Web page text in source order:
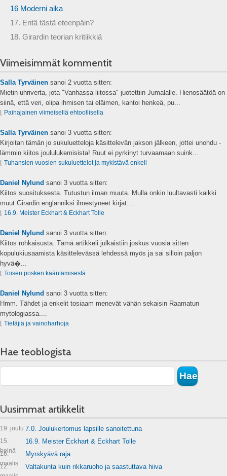
16 Moderni aika
17. Entä tästä eteenpäin?
18. Girardin teorian kritiikkiä
Viimeisimmät kommentit
Salla Tyrväinen sanoi 2 vuotta sitten:
Mietin uhriverta, jota "Vanhassa liitossa" juotettiin Jumalalle. Hienosäätöä on
siinä, että veri, olipa ihmisen tai eläimen, kantoi henkeä, pu...
⌊ Painajainen viimeisellä ehtoollisella
Salla Tyrväinen sanoi 3 vuotta sitten:
Kirjoitan tämän jo sukuluetteloja käsittelevän jakson jälkeen, jottei unohdu -
lämmin kiitos joululukemisista! Ruut ei pyrkinyt turvaamaan suink...
⌊ Tuhansien vuosien sukuluettelot ja mykistävä enkeli
Daniel Nylund sanoi 3 vuotta sitten:
Kiitos suosituksesta. Tutustun ilman muuta. Mulla onkin luultavasti kaikki
muut Girardin englanniksi ilmestyneet kirjat....
⌊ 16.9. Meister Eckhart & Eckhart Tolle
Daniel Nylund sanoi 3 vuotta sitten:
Kiitos rohkaisusta. Tämä artikkeli julkaistiin joskus vuosia sitten
kopulukiusaamista käsittelevässä lehdessä myös ja sai silloin paljon
hyvä�...
⌊ Toisen posken kääntämisestä
Daniel Nylund sanoi 3 vuotta sitten:
Hmm. Tähdet ja enkelit tosiaam menevät vähän sekaisin Raamatun
mytologiassa....
⌊ Tietäjiä ja vainoharhoja
Hae teoblogista
Uusimmat artikkelit
19. joulu 7.0. Joulukertomus lapsille sanoitettuna
15.
heinä
16.9. Meister Eckhart & Eckhart Tolle
16.
maalis
Myrskyävä raja
12.
Valtakunta kuin rikkaruoho ja saastuttava hiiva